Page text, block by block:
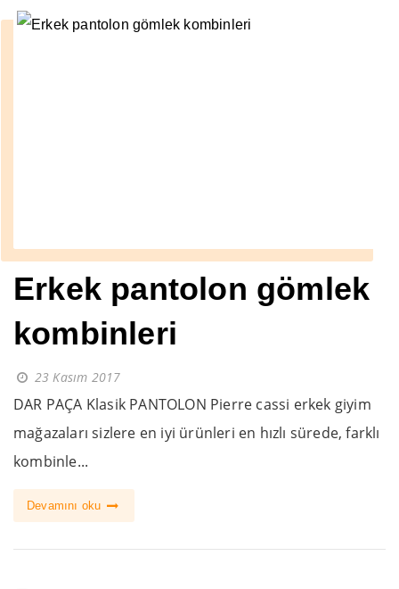
Erkek pantolon gömlek
kombinleri
23 Kasım 2017
DAR PAÇA Klasik PANTOLON Pierre cassi erkek giyim
mağazaları sizlere en iyi ürünleri en hızlı sürede, farklı
kombinle...
Devamını oku